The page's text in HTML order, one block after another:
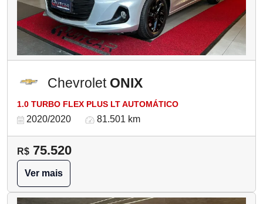
Chevrolet ONIX
1.0 TURBO FLEX PLUS LT AUTOMÁTICO
2020/2020 81.501 km
R$ 75.520
Ver mais